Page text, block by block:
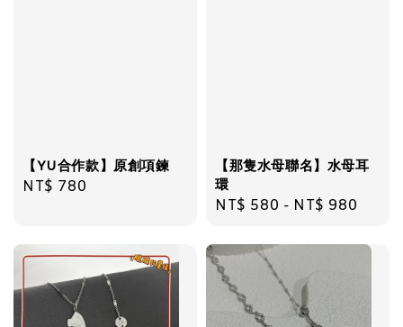
【YU合作款】原創項鍊
Regular
NT$ 780
【那隻水母聯名】水母耳
環
Regular
NT$ 580 - NT$ 980